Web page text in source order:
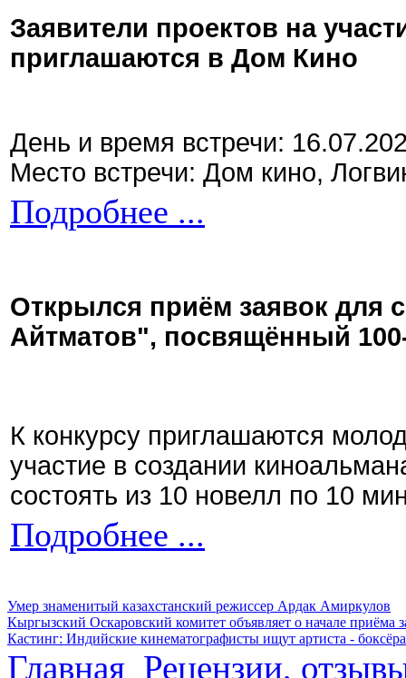
Заявители проектов на
приглашаются в Дом Кино
День и время встречи:
Место встречи: Дом кино,
Подробнее ...
Открылся приём заявок для
Айтматов", посвящённый
К конкурсу приглашаются
участие в создании
состоять из 10 новелл по 10
Подробнее ...
Умер знаменитый казахстанский режиссер Ардак Амиркулов
Кыргызский Оскаровский комитет объявляет о начале приёма
Кастинг: Индийские кинематографисты ищут артиста -
Главная Рецензии,